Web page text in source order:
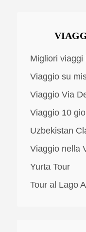
Migliori viaggi
Viaggio su
Viaggio Via
Viaggio 10
Uzbekistan
Viaggio nella
Yurta Tour
Tour al Lago